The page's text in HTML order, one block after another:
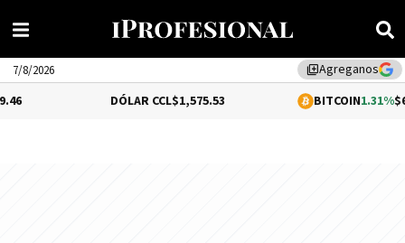
library_addAgreganos
7/8/2026
$1,575.53 1.31%$65,123.35